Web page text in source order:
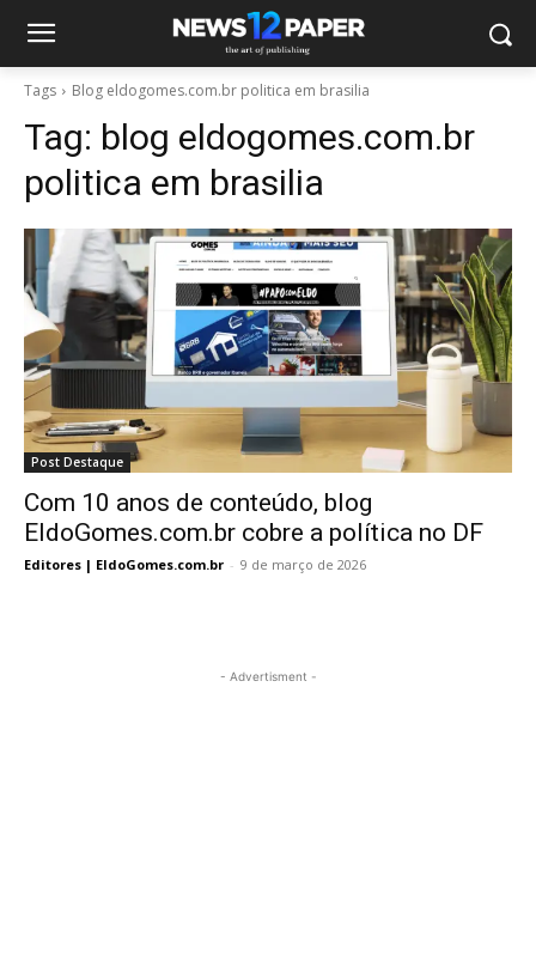
Tags Blog eldogomes.com.br politica em brasilia
Tag: blog eldogomes.com.br
politica em brasilia
Post Destaque
Com 10 anos de conteúdo, blog
EldoGomes.com.br cobre a política no DF
Editores | EldoGomes.com.br - 9 de março de 2026
- Advertisment -